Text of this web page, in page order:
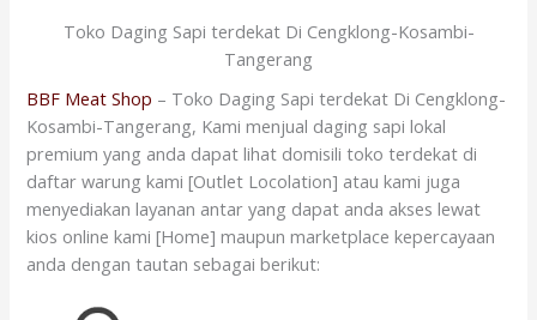
Toko Daging Sapi terdekat Di Cengklong-Kosambi-
Tangerang
BBF Meat Shop – Toko Daging Sapi terdekat Di Cengklong-
Kosambi-Tangerang, Kami menjual daging sapi lokal
premium yang anda dapat lihat domisili toko terdekat di
daftar warung kami [Outlet Locolation] atau kami juga
menyediakan layanan antar yang dapat anda akses lewat
kios online kami [Home] maupun marketplace kepercayaan
anda dengan tautan sebagai berikut: